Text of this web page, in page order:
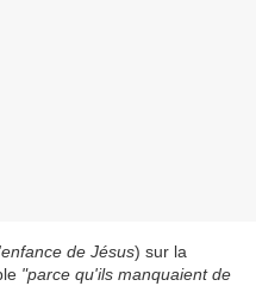
de Jésus) sur la
"parce qu'ils manquaient de